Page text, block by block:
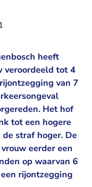
heeft
veroordeeld tot 4
van 7
Het hof
tot een hogere
straf hoger. De
eerder een
op waarvan 6
rijontzegging